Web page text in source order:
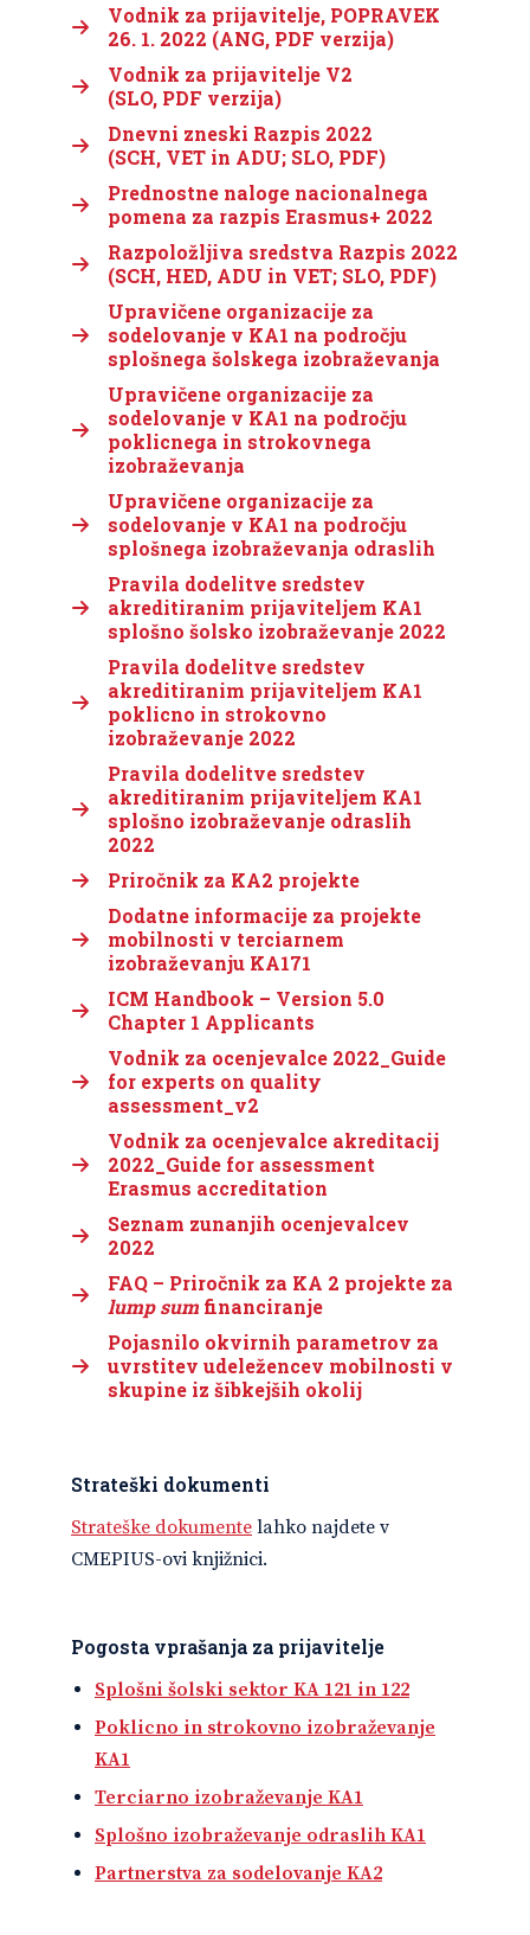
Vodnik za prijavitelje, POPRAVEK
26. 1. 2022 (ANG, PDF verzija)
Vodnik za prijavitelje V2
(SLO, PDF verzija)
Dnevni zneski Razpis 2022
(SCH, VET in ADU; SLO, PDF)
Prednostne naloge nacionalnega
pomena za razpis Erasmus+ 2022
Razpoložljiva sredstva Razpis 2022
(SCH, HED, ADU in VET; SLO, PDF)
Upravičene organizacije za
sodelovanje v KA1 na področju
splošnega šolskega izobraževanja
Upravičene organizacije za
sodelovanje v KA1 na področju
poklicnega in strokovnega
izobraževanja
Upravičene organizacije za
sodelovanje v KA1 na področju
splošnega izobraževanja odraslih
Pravila dodelitve sredstev
akreditiranim prijaviteljem KA1
splošno šolsko izobraževanje 2022
Pravila dodelitve sredstev
akreditiranim prijaviteljem KA1
poklicno in strokovno
izobraževanje 2022
Pravila dodelitve sredstev
akreditiranim prijaviteljem KA1
splošno izobraževanje odraslih
2022
Priročnik za KA2 projekte
Dodatne informacije za projekte
mobilnosti v terciarnem
izobraževanju KA171
ICM Handbook – Version 5.0
Chapter 1 Applicants
Vodnik za ocenjevalce 2022_Guide
for experts on quality
assessment_v2
Vodnik za ocenjevalce akreditacij
2022_Guide for assessment
Erasmus accreditation
Seznam zunanjih ocenjevalcev
2022
FAQ – Priročnik za KA 2 projekte za
lump sum financiranje
Pojasnilo okvirnih parametrov za
uvrstitev udeležencev mobilnosti v
skupine iz šibkejših okolij
Strateški dokumenti
Strateške dokumente lahko najdete v
CMEPIUS-ovi knjižnici.
Pogosta vprašanja za prijavitelje
Splošni šolski sektor KA 121 in 122
Poklicno in strokovno izobraževanje
KA1
Terciarno izobraževanje KA1
Splošno izobraževanje odraslih KA1
Partnerstva za sodelovanje KA2